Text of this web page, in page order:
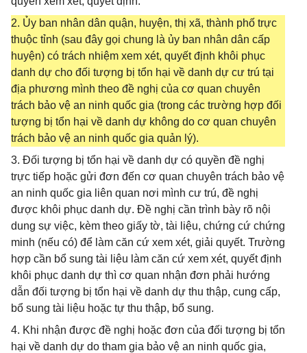
2. Ủy ban nhân dân quận, huyện, thị xã, thành phố trực
thuộc tỉnh (sau đây gọi chung là ủy ban nhân dân cấp
huyện) có trách nhiệm xem xét, quyết định khôi phục
danh dự cho đối tượng bị tổn hại về danh dự cư trú tại
địa phương mình theo đề nghị của cơ quan chuyên
trách bảo vệ an ninh quốc gia (trong các trường hợp đối
tượng bị tổn hại về danh dự không do cơ quan chuyên
trách bảo vệ an ninh quốc gia quản lý).
3. Đối tượng bị tổn hại về danh dự có quyền đề nghị
trực tiếp hoặc gửi đơn đến cơ quan chuyên trách bảo vệ
an ninh quốc gia liên quan nơi mình cư trú, đề nghị
được khôi phục danh dự. Đề nghị cần trình bày rõ nội
dung sự việc, kèm theo giấy tờ, tài liệu, chứng cứ chứng
minh (nếu có) để làm căn cứ xem xét, giải quyết. Trường
hợp cần bổ sung tài liệu làm căn cứ xem xét, quyết định
khôi phục danh dự thì cơ quan nhận đơn phải hướng
dẫn đối tượng bị tổn hại về danh dự thu thập, cung cấp,
bổ sung tài liệu hoặc tự thu thập, bổ sung.
4. Khi nhận được đề nghị hoặc đơn của đối tượng bị tổn
hại về danh dự do tham gia bảo vệ an ninh quốc gia,